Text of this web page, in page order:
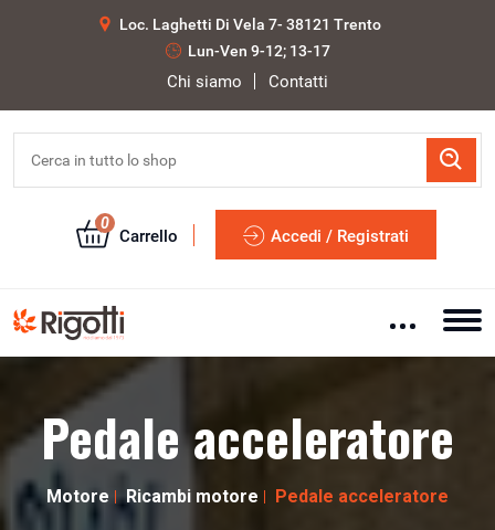
Loc. Laghetti Di Vela 7- 38121 Trento
Lun-Ven 9-12; 13-17
Chi siamo Contatti
0
Carrello Accedi / Registrati
Pedale acceleratore
Motore Ricambi motore Pedale acceleratore